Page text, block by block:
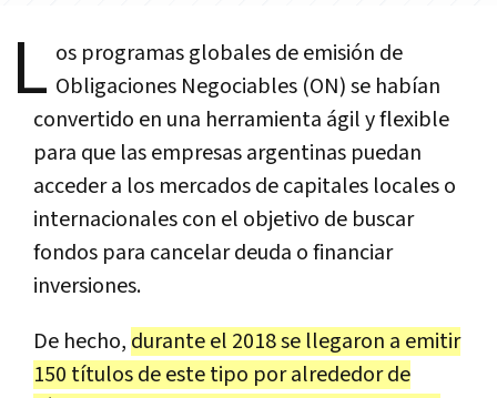
L os programas globales de emisión de
Obligaciones Negociables (ON) se habían
convertido en una herramienta ágil y flexible
para que las empresas argentinas puedan
acceder a los mercados de capitales locales o
internacionales con el objetivo de buscar
fondos para cancelar deuda o financiar
inversiones.
De hecho, durante el 2018 se llegaron a emitir
150 títulos de este tipo por alrededor de